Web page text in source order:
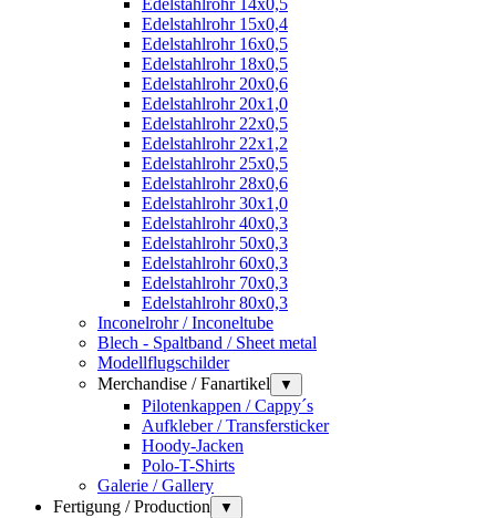
Edelstahlrohr 15x0,4
Edelstahlrohr 16x0,5
Edelstahlrohr 18x0,5
Edelstahlrohr 20x0,6
Edelstahlrohr 20x1,0
Edelstahlrohr 22x0,5
Edelstahlrohr 22x1,2
Edelstahlrohr 25x0,5
Edelstahlrohr 28x0,6
Edelstahlrohr 30x1,0
Edelstahlrohr 40x0,3
Edelstahlrohr 50x0,3
Edelstahlrohr 60x0,3
Edelstahlrohr 70x0,3
Edelstahlrohr 80x0,3
Inconelrohr / Inconeltube
Blech - Spaltband / Sheet metal
Modellflugschilder
Merchandise / Fanartikel
▼
Pilotenkappen / Cappy´s
Aufkleber / Transfersticker
Hoody-Jacken
Polo-T-Shirts
Galerie / Gallery
Fertigung / Production
▼